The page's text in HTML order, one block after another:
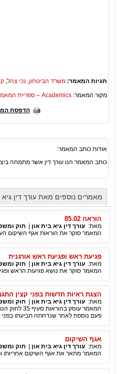
תגיות המאמר: משרד הביטחון, נכי צהל,
מקור המאמר: Academics – ספריית המאמרים של ישראל
הדפסת
אודות כותב המאמר:
כותב המאמר הנו עורך דין אשר מתמחה
מאמרים נוספים מאת עורך דין גיא
הוראה 85.02
מאת: עורך דין גיא בית און חוק
המאמר סוקר את הוראות אגף השיקום העוסקת
פגיעת ראש ופגיעת ראש אורגנית
מאת: עורך דין גיא בית און חוק
המאמר סוקר את נושא פגיעות הראש
הצגת ראיות חדשות בפני קצין
מאת: עורך דין גיא בית און חוק
המאמר
פעם נוספת לאחר שנדחתה תביעתו בפני
אגף השיקום
מאת: עורך דין גיא בית און חוק
המאמר מתאר את אגף השיקום אחריותו